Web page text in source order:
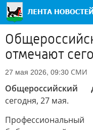
отмечают
27 мая 2026, 09:30 СМИ
сегодня, 27 мая.